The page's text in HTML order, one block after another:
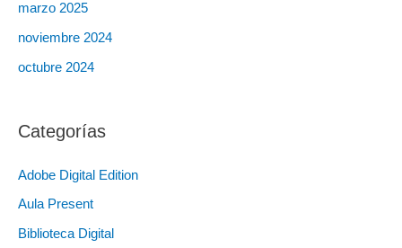
marzo 2025
noviembre 2024
octubre 2024
Categorías
Adobe Digital Edition
Aula Present
Biblioteca Digital